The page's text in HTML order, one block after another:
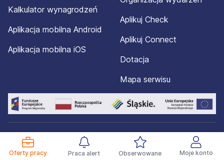
Oferty pracy Praca alert Obserwowane Moje konto
Kalkulator wynagrodzeń
Aplikacja mobilna Android
Aplikacja mobilna iOS
Aplikuj Check
Aplikuj Connect
Dotacja
Mapa serwisu
© 2012-2026 Aplikuj.pl®. Wszelkie prawa zastrzeżone.